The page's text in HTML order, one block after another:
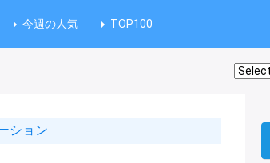
今週の人気 TOP100
ション